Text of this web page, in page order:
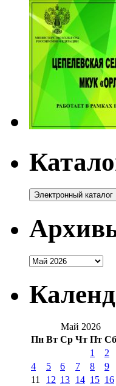
Архивы
Май 2026
Пн Вт Ср Чт Пт Сб
1
2
4
5 6 7 8 9
11
12 13 14 15 16